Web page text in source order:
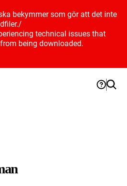
bekymmer som gör att det inte
/
technical issues that
being downloaded.